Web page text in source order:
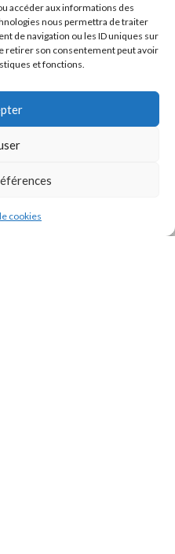
accéder aux informations des
nous permettra de traiter
de navigation ou les ID uniques sur
retirer son consentement peut avoir
et fonctions.
cookies